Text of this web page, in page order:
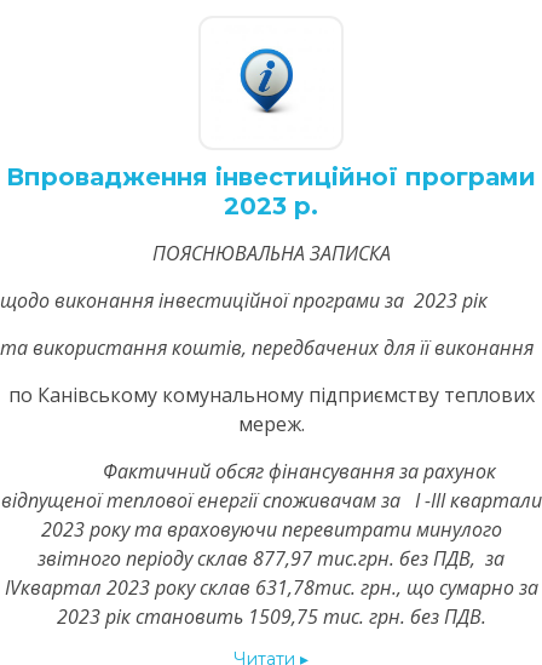
Впровадження інвестиційної програми
2023 р.
ПОЯСНЮВАЛЬНА ЗАПИСКА
щодо виконання інвестиційної програми за 2023 рік
та використання коштів, передбачених для її виконання
по Канівському комунальному підприємству теплових
мереж.
Фактичний обсяг фінансування за рахунок
відпущеної теплової енергії споживачам за І -ІІІ квартали
2023 року та враховуючи перевитрати минулого
звітного періоду склав 877,97 тис.грн. без ПДВ, за
ІVквартал 2023 року склав 631,78тис. грн., що сумарно за
2023 рік становить 1509,75 тис. грн. без ПДВ.
Читати ▸